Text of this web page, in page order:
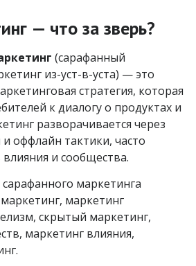
— что за зверь?
(сарафанный
из-уст-в-уста) — это
стратегия, которая
к диалогу о продуктах и
разворачивается через
оффлайн тактики, часто
влияния и сообщества.
маркетинга
маркетинг
скрытый маркетинг,
маркетинг влияния,